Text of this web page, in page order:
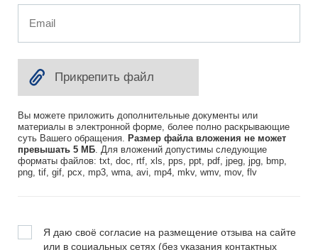
Прикрепить файл
Вы можете приложить дополнительные документы или
материалы в электронной форме, более полно раскрывающие
суть Вашего обращения. Размер файла вложения не может
превышать 5 МБ. Для вложений допустимы следующие
форматы файлов: txt, doc, rtf, xls, pps, ppt, pdf, jpeg, jpg, bmp,
png, tif, gif, pcx, mp3, wma, avi, mp4, mkv, wmv, mov, flv
Я даю своё согласие на размещение отзыва на сайте
или в социальных сетях (без указания контактных